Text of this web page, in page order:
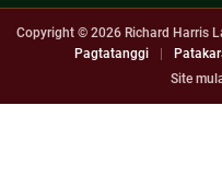
Copyright © 2026 Richard Harris
Pagtatanggi
Site